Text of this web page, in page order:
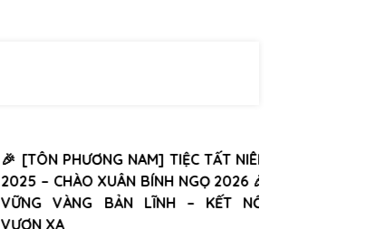
🎉 [TÔN PHƯƠNG NAM] TIỆC TẤT NIÊN
2025 – CHÀO XUÂN BÍNH NGỌ 2026 🎉
VỮNG VÀNG BẢN LĨNH – KẾT NỐI
VƯƠN XA